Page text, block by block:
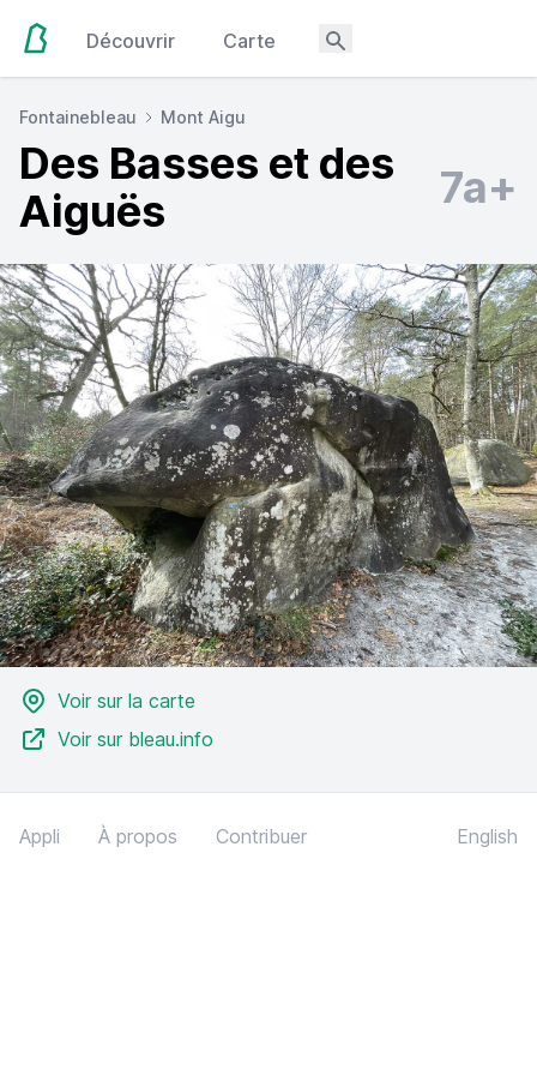
Découvrir Carte
Fontainebleau Mont Aigu
Des Basses et des
Aiguës
7a+
Voir sur la carte
Voir sur bleau.info
Appli À propos Contribuer English